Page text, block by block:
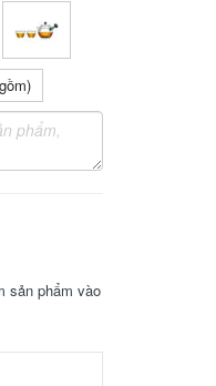
sản phẩm vào